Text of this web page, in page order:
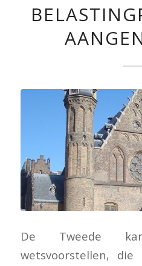
De Tweede
wetsvoorstellen,